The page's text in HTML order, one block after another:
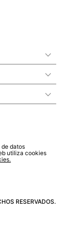
RESERVADOS.
datos
utiliza cookies